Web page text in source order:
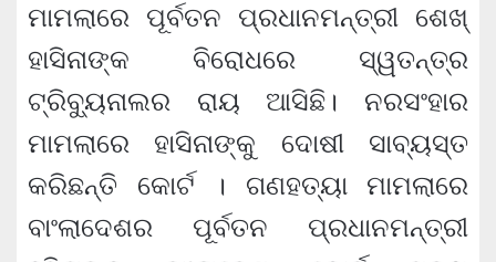
ମାମଲାରେ ପୂର୍ବତନ ପ୍ରଧାନମନ୍ତ୍ରୀ ଶେଖ୍‌
ହାସିନାଙ୍କ ବିରୋଧରେ ସ୍ୱତନ୍ତ୍ର
ଟ୍ରିବ୍ୟୁନାଲର ରାୟ ଆସିଛି। ନରସଂହାର
ମାମଲାରେ ହାସିନାଙ୍କୁ ଦୋଷୀ ସାବ୍ୟସ୍ତ
କରିଛନ୍ତି କୋର୍ଟ । ଗଣହତ୍ୟା ମାମଲାରେ
ବାଂଲାଦେଶର ପୂର୍ବତନ ପ୍ରଧାନମନ୍ତ୍ରୀ